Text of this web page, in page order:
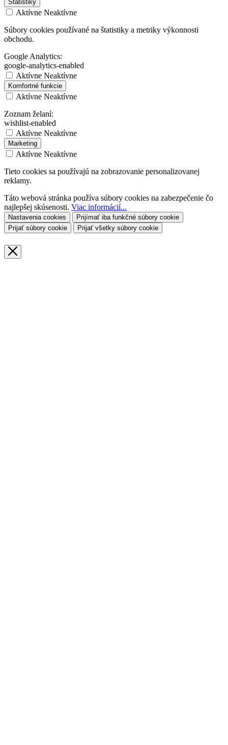
Štatistiky
Aktívne Neaktívne
Súbory cookies používané na štatistiky a metriky výkonnosti
obchodu.
Google Analytics:
google-analytics-enabled
Aktívne Neaktívne
Komfortné funkcie
Aktívne Neaktívne
Zoznam želaní:
wishlist-enabled
Aktívne Neaktívne
Marketing
Aktívne Neaktívne
Tieto cookies sa používajú na zobrazovanie personalizovanej
reklamy.
Táto webová stránka používa súbory cookies na zabezpečenie čo
najlepšej skúsenosti. Viac informácií...
Nastavenia cookies
Prijímať iba funkčné súbory cookie
Prijať súbory cookie
Prijať všetky súbory cookie